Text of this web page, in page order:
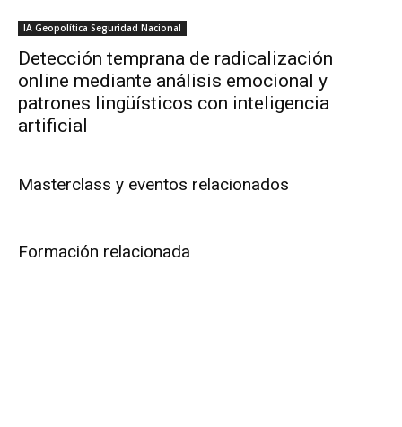
IA Geopolítica Seguridad Nacional
Detección temprana de radicalización
online mediante análisis emocional y
patrones lingüísticos con inteligencia
artificial
Masterclass y eventos relacionados
Formación relacionada